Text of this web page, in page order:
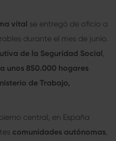
vital se entregó de oficio a
durante el mes de junio.
de la Seguridad Social
a unos 850.000 hogares
de Trabajo,
central, en España
comunidades autónomas